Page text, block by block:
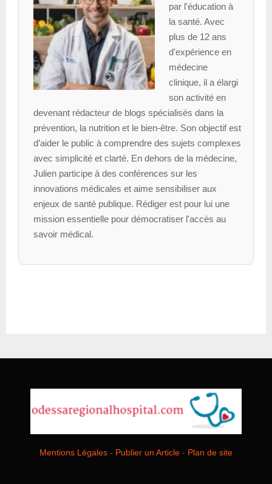
par l'éducation à
la santé. Avec
plus de 12 ans
d'expérience en
médecine
clinique, il a élargi
son activité en
devenant rédacteur de blogs spécialisés dans la
prévention, la nutrition et le bien-être. Son objectif est
d’aider le public à comprendre des sujets complexes
avec simplicité et clarté. En dehors de la médecine,
Julien participe à des conférences sur les
innovations médicales et aime sensibiliser aux
enjeux de santé publique. Rédiger est pour lui une
mission essentielle pour démocratiser l'accès au
savoir médical.
Mentions Légales - Publier un Article - Plan de site